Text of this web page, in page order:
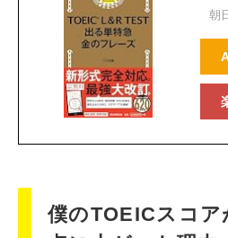
朝
僕のTOEICスコ